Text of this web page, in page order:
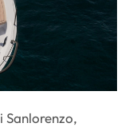
Sanlorenzo,